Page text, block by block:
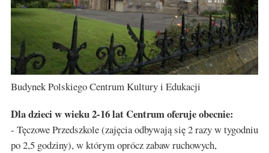
Budynek Polskiego Centrum Kultury i Edukacji
Dla dzieci w wieku 2-16 lat Centrum oferuje obecnie:
- Tęczowe Przedszkole (zajęcia odbywają się 2 razy w tygodniu
po 2,5 godziny), w którym oprócz zabaw ruchowych,